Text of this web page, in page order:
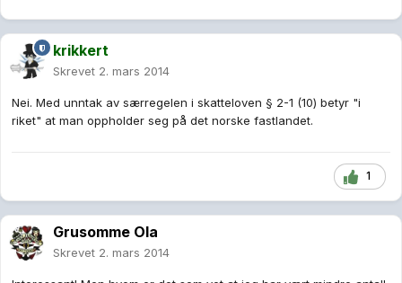
krikkert
Skrevet 2. mars 2014
Nei. Med unntak av særregelen i skatteloven § 2-1 (10) betyr "i
riket" at man oppholder seg på det norske fastlandet.
1
Grusomme Ola
Skrevet 2. mars 2014